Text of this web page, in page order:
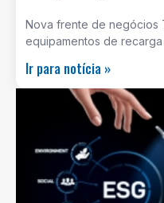
Nova frente de negócios
equipamentos de
Ir para notícia »